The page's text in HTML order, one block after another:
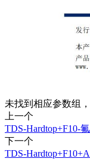
未找到相应参数组
上一个
TDS-Hardtop+F10-
下一个
TDS-